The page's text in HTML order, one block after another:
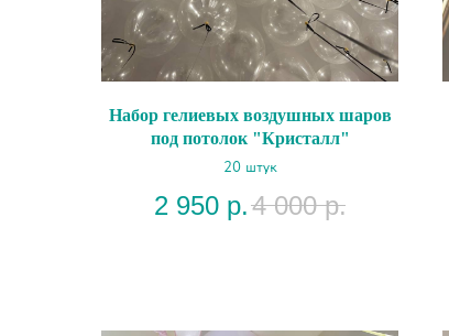
Набор гелиевых воздушных шаров
под потолок "Кристалл"
20 штук
2 950 р.4 000 р.